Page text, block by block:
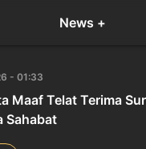
News +
- 01:33
Maaf Telat Terima
Sahabat